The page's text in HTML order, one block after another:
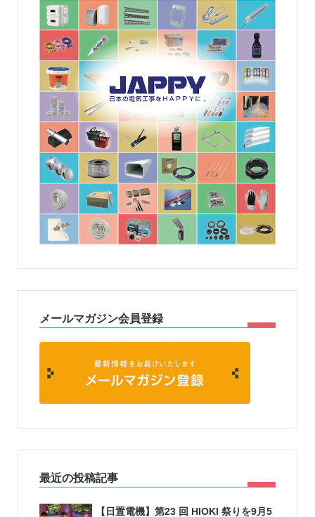
メールマガジン会員登録
最近の投稿記事
【日置電機】第23 回 HIOKI 祭りを9月5